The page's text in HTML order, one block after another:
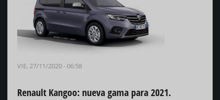
VIE, 27/11/2020 - 06:58
Renault Kangoo: nueva gama para 2021.